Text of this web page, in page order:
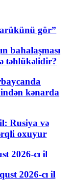
gör”
bahalaşması
təhlükəlidir?
kənarda
Rusiya və
oxuyur
2026-cı il
2026-cı il